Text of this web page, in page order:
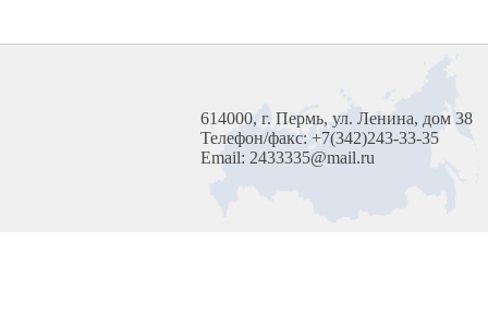
614000, г. Пермь, ул. Ленина, дом 38
Телефон/факс: +7(342)243-33-35
Email: 2433335@mail.ru